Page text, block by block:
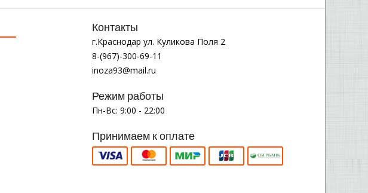
Контакты
г.Краснодар ул. Куликова Поля 2
8-(967)-300-69-11
inoza93@mail.ru
Режим работы
Пн-Вс: 9:00 - 22:00
Принимаем к оплате